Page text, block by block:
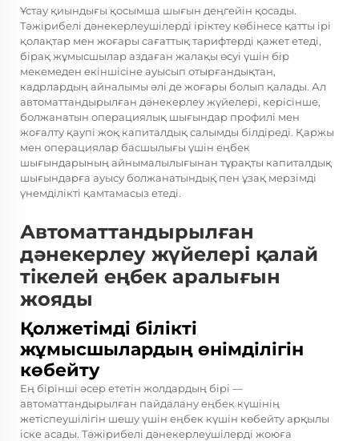
Ұстау қиындығы қосымша шығын деңгейін қосады.
Тәжірибелі дәнекерлеушілерді іріктеу көбінесе қатты ірі
қолақтар мен жоғары сағаттық тарифтерді қажет етеді,
бірақ жұмысшылар аздаған жалақы өсуі үшін бір
мекемеден екіншісіне ауысып отырғандықтан,
кадрлардың айналымы әлі де жоғары болып қалады. Ал
автоматтандырылған дәнекерлеу жүйелері, керісінше,
болжанатын операциялық шығындар профилі мен
жоғалту қаупі жоқ капиталдық салымды білдіреді. Қаржы
мен операциялар басшылығы үшін еңбек
шығындарының айнымалылығынан тұрақты капиталдық
шығындарға ауысу болжанатындық пен ұзақ мерзімді
үнемділікті қамтамасыз етеді.
Автоматтандырылған
дәнекерлеу жүйелері қалай
тікелей еңбек аралығын
жояды
Қолжетімді білікті
жұмысшылардың өнімділігін
көбейту
Ең бірінші әсер ететін жолдардың бірі —
автоматтандырылған пайдалануеңбек күшінің
жетіспеушілігін шешу үшін еңбек күшін көбейту арқылы
іске асады. Тәжірибелі дәнекерлеушілерді жоюға